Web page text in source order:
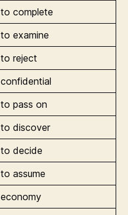
to complete
to examine
to reject
confidential
to pass on
to discover
to decide
to assume
economy